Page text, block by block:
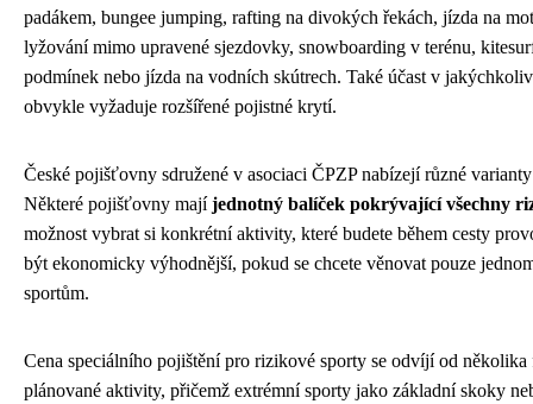
padákem, bungee jumping, rafting na divokých řekách, jízda na
lyžování mimo upravené sjezdovky, snowboarding v terénu,
podmínek nebo jízda na vodních skútrech. Také účast v
obvykle vyžaduje rozšířené pojistné krytí.
České pojišťovny sdružené v asociaci ČPZP nabízejí různé
Některé pojišťovny majíjednotný balíček pokrývající všechny
možnost vybrat si konkrétní aktivity, které budete během cesty
být ekonomicky výhodnější, pokud se chcete věnovat pouze
sportům.
Cena speciálního pojištění pro rizikové sporty se odvíjí od
plánované aktivity, přičemž extrémní sporty jako základní skoky